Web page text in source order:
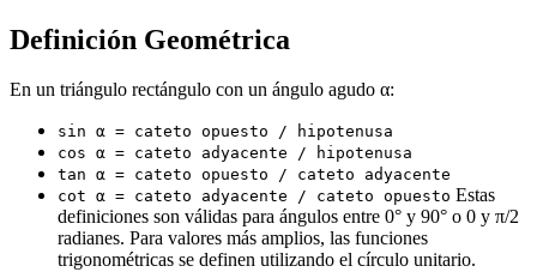
Definición Geométrica
En un triángulo rectángulo con un ángulo agudo α:
sin α = cateto opuesto / hipotenusa
cos α = cateto adyacente / hipotenusa
tan α = cateto opuesto / cateto adyacente
cot α = cateto adyacente / cateto opuesto Estas
definiciones son válidas para ángulos entre 0° y 90° o 0 y π/2
radianes. Para valores más amplios, las funciones
trigonométricas se definen utilizando el círculo unitario.